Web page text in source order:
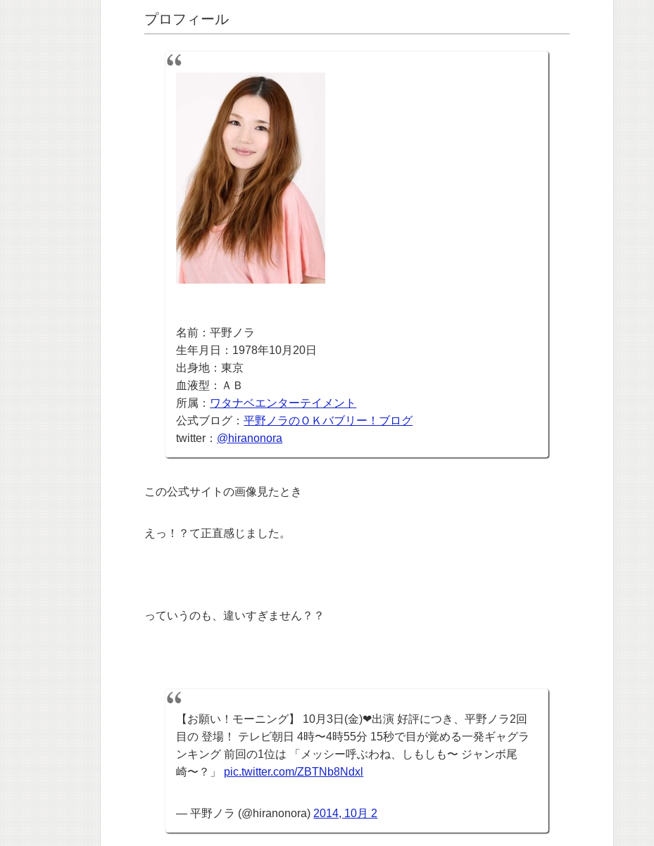
プロフィール
名前：平野ノラ
生年月日：1978年10月20日
出身地：東京
血液型：ＡＢ
所属： ワタナベエンターテイメント
公式ブログ：平野ノラのＯＫバブリー！ブログ
twitter： @hiranonora
この公式サイトの画像見たとき
えっ！？て正直感じました。
っていうのも、違いすぎません？？
【お願い！モーニング】 10月3日(金)❤︎出演 好評につき、平野ノラ2回
目の 登場！ テレビ朝日 4時〜4時55分 15秒で目が覚める一発ギャグラ
ンキング 前回の1位は 「メッシー呼ぶわね、しもしも〜 ジャンボ尾
崎〜？」 pic.twitter.com/ZBTNb8Ndxl
— 平野ノラ (@hiranonora) 2014, 10月 2